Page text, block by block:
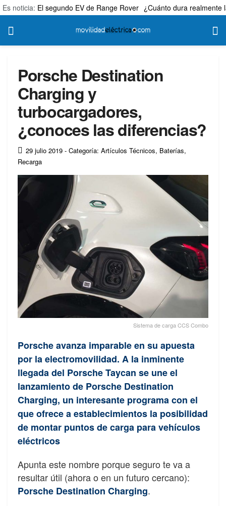
Es noticia: El segundo EV de Range Rover ¿Cuánto dura realmente
Porsche Destination
Charging y
turbocargadores,
¿conoces las diferencias?
29 julio 2019 - Categoría: Artículos Técnicos, Baterías,
Recarga
Sistema de carga CCS Combo
Porsche avanza imparable en su apuesta
por la electromovilidad. A la inminente
llegada del Porsche Taycan se une el
lanzamiento de Porsche Destination
Charging, un interesante programa con el
que ofrece a establecimientos la posibilidad
de montar puntos de carga para vehículos
eléctricos
Apunta este nombre porque seguro te va a
resultar útil (ahora o en un futuro cercano):
Porsche Destination Charging.